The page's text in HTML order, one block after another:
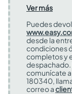
Ver más
Puedes
desde la
condiciones
completos y
despachado.
comunícate
180340,
correo a